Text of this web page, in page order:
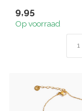
9,95
Op voorraad